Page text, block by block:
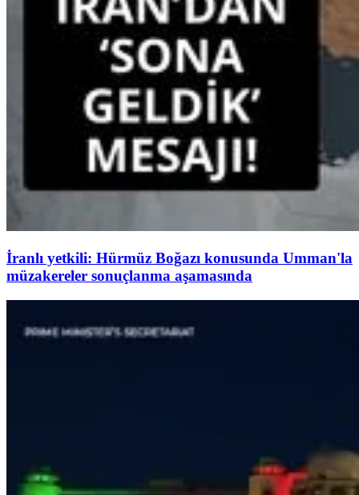
İranlı yetkili: Hürmüz Boğazı konusunda Umman'la
müzakereler sonuçlanma aşamasında